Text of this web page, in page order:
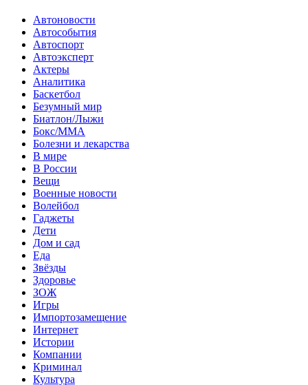
Автоновости
Автособытия
Автоспорт
Автоэксперт
Актеры
Аналитика
Баскетбол
Безумный мир
Биатлон/Лыжи
Бокс/MMA
Болезни и лекарства
В мире
В России
Вещи
Военные новости
Волейбол
Гаджеты
Дети
Дом и сад
Еда
Звёзды
Здоровье
ЗОЖ
Игры
Импортозамещение
Интернет
Истории
Компании
Криминал
Культура